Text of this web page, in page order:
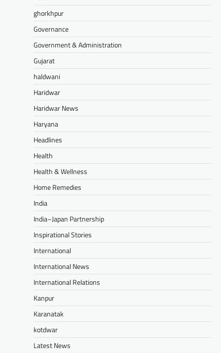
ghorkhpur
Governance
Government & Administration
Gujarat
haldwani
Haridwar
Haridwar News
Haryana
Headlines
Health
Health & Wellness
Home Remedies
India
India–Japan Partnership
Inspirational Stories
International
International News
International Relations
Kanpur
Karanatak
kotdwar
Latest News